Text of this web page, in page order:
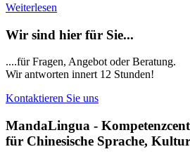
Weiterlesen
Wir sind hier für Sie...
....für Fragen, Angebot oder Beratung.
Wir antworten innert 12 Stunden!
Kontaktieren Sie uns
MandaLingua -
für Chinesische Sprache,